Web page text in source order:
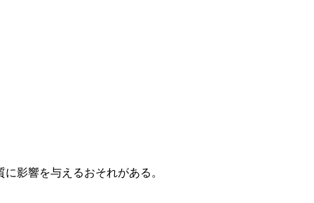
影響を与えるおそれがある。